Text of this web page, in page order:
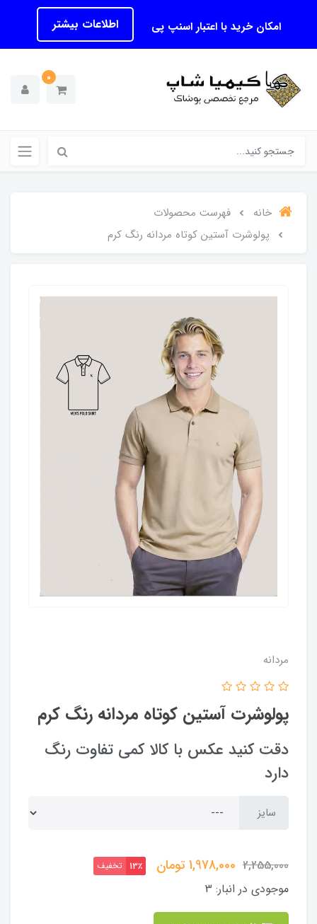
امکان خرید با اعتبار اسنپ پی اطلاعات بیشتر
0
خانه
فهرست محصولات
پولوشرت آستین کوتاه مردانه رنگ کرم
مردانه
پولوشرت آستین کوتاه مردانه رنگ کرم
دقت کنید عکس با کالا کمی تفاوت رنگ
دارد
سایز
2,255,000
1,978,000تومان 13٪ تخفیف
موجودی در انبار: 3